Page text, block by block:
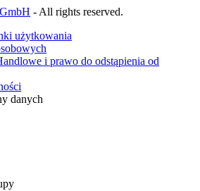
- All rights reserved.
użytkowania
i prawo do odstąpienia od
danych